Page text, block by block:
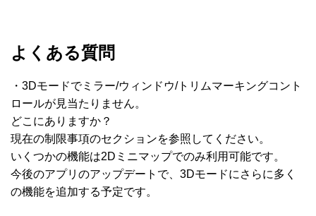
よくある質問
・3Dモードでミラー/ウィンドウ/トリムマーキングコント
ロールが見当たりません。
どこにありますか？
現在の制限事項のセクションを参照してください。
いくつかの機能は2Dミニマップでのみ利用可能です。
今後のアプリのアップデートで、3Dモードにさらに多く
の機能を追加する予定です。